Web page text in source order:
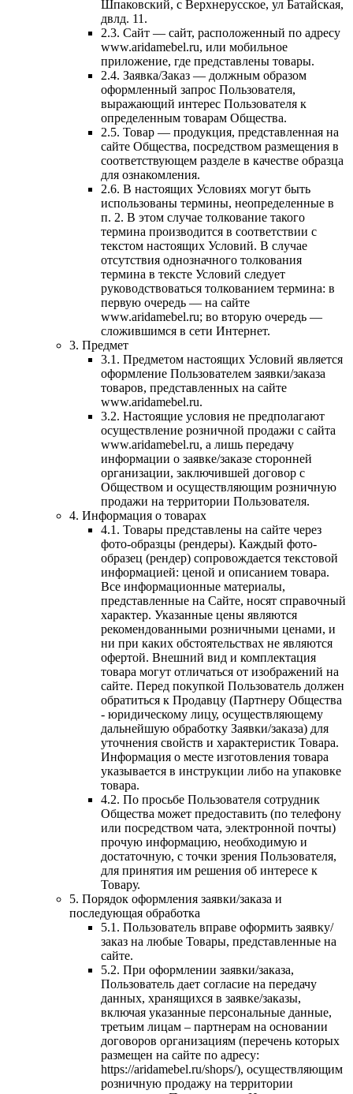
Шпаковский, с Верхнерусское, ул Батайская,
двлд. 11.
2.3. Сайт — сайт, расположенный по адресу
www.aridamebel.ru, или мобильное
приложение, где представлены товары.
2.4. Заявка/Заказ — должным образом
оформленный запрос Пользователя,
выражающий интерес Пользователя к
определенным товарам Общества.
2.5. Товар — продукция, представленная на
сайте Общества, посредством размещения в
соответствующем разделе в качестве образца
для ознакомления.
2.6. В настоящих Условиях могут быть
использованы термины, неопределенные в
п. 2. В этом случае толкование такого
термина производится в соответствии с
текстом настоящих Условий. В случае
отсутствия однозначного толкования
термина в тексте Условий следует
руководствоваться толкованием термина: в
первую очередь — на сайте
www.aridamebel.ru; во вторую очередь —
сложившимся в сети Интернет.
3. Предмет
3.1. Предметом настоящих Условий является
оформление Пользователем заявки/заказа
товаров, представленных на сайте
www.aridamebel.ru.
3.2. Настоящие условия не предполагают
осуществление розничной продажи с сайта
www.aridamebel.ru, а лишь передачу
информации о заявке/заказе сторонней
организации, заключившей договор с
Обществом и осуществляющим розничную
продажи на территории Пользователя.
4. Информация о товарах
4.1. Товары представлены на сайте через
фото-образцы (рендеры). Каждый фото-
образец (рендер) сопровождается текстовой
информацией: ценой и описанием товара.
Все информационные материалы,
представленные на Сайте, носят справочный
характер. Указанные цены являются
рекомендованными розничными ценами, и
ни при каких обстоятельствах не являются
офертой. Внешний вид и комплектация
товара могут отличаться от изображений на
сайте. Перед покупкой Пользователь должен
обратиться к Продавцу (Партнеру Общества
- юридическому лицу, осуществляющему
дальнейшую обработку Заявки/заказа) для
уточнения свойств и характеристик Товара.
Информация о месте изготовления товара
указывается в инструкции либо на упаковке
товара.
4.2. По просьбе Пользователя сотрудник
Общества может предоставить (по телефону
или посредством чата, электронной почты)
прочую информацию, необходимую и
достаточную, с точки зрения Пользователя,
для принятия им решения об интересе к
Товару.
5. Порядок оформления заявки/заказа и
последующая обработка
5.1. Пользователь вправе оформить заявку/
заказ на любые Товары, представленные на
сайте.
5.2. При оформлении заявки/заказа,
Пользователь дает согласие на передачу
данных, хранящихся в заявке/заказы,
включая указанные персональные данные,
третьим лицам – партнерам на основании
договоров организациям (перечень которых
размещен на сайте по адресу:
https://aridamebel.ru/shops/), осуществляющим
розничную продажу на территории